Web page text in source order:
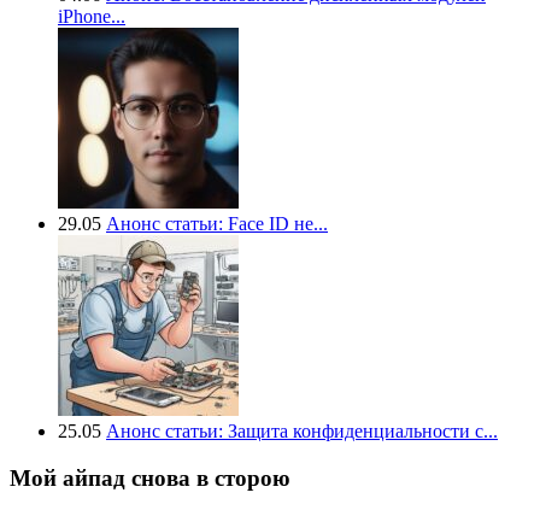
iPhone...
29.05 Анонс статьи: Face ID не...
25.05 Анонс статьи: Защита конфиденциальности с...
Мой айпад снова в сторою